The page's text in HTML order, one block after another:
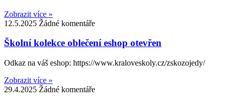
Zobrazit více »
12.5.2025 Žádné komentáře
Školní kolekce oblečení eshop otevřen
Odkaz na váš eshop: https://www.kraloveskoly.cz/zskozojedy/
Zobrazit více »
29.4.2025 Žádné komentáře